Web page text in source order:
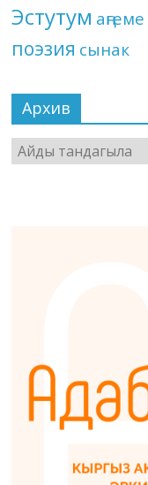
Эстутум аңгеме
поэзия сынак
Архив
Архив